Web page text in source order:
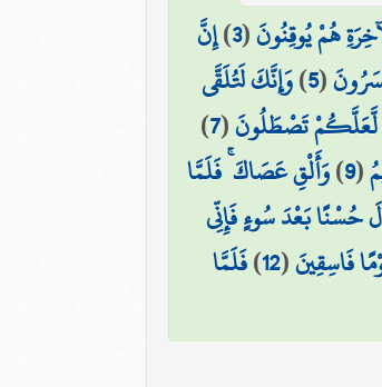
هُمْ يُوقِنُونَ(
3
)إِنَّ
(
5
)وَإِنَّكَ لَتُلَقَّى
لَّعَلَّكُمْ تَصْطَلُونَ(
7
)
(
9
)وَأَلْقِ عَصَاكَ ۚ فَلَمَّا
حُسْنًا بَعْدَ سُوءٍ فَإِنِّي
فَاسِقِينَ(
12
)فَلَمَّا